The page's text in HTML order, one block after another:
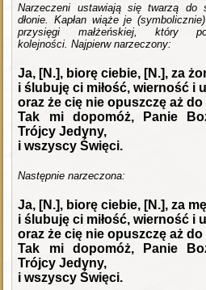
Narzeczeni ustawiają się twarzą do
dłonie. Kapłan wiąże je
przysięgi małżeńskiej, który
kolejności. Najpierw narzeczony:
Ja, [N.], biorę ciebie, [N.], za
i ślubuję ci miłość, wierność i
oraz że cię nie opuszczę aż
Tak mi dopomóż, Panie
Trójcy Jedyny,
i wszyscy Święci.
Następnie narzeczona:
Ja, [N.], biorę ciebie, [N.], za
i ślubuję ci miłość, wierność i
oraz że cię nie opuszczę aż
Tak mi dopomóż, Panie
Trójcy Jedyny,
i wszyscy Święci.